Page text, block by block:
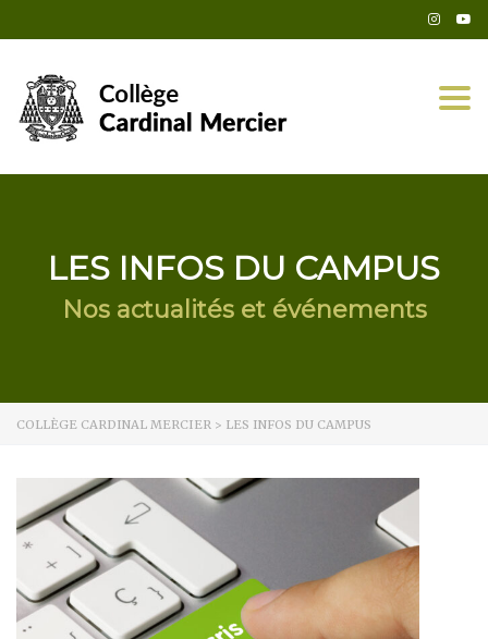
LES INFOS DU CAMPUS
Nos actualités et événements
COLLÈGE CARDINAL MERCIER > LES INFOS DU CAMPUS